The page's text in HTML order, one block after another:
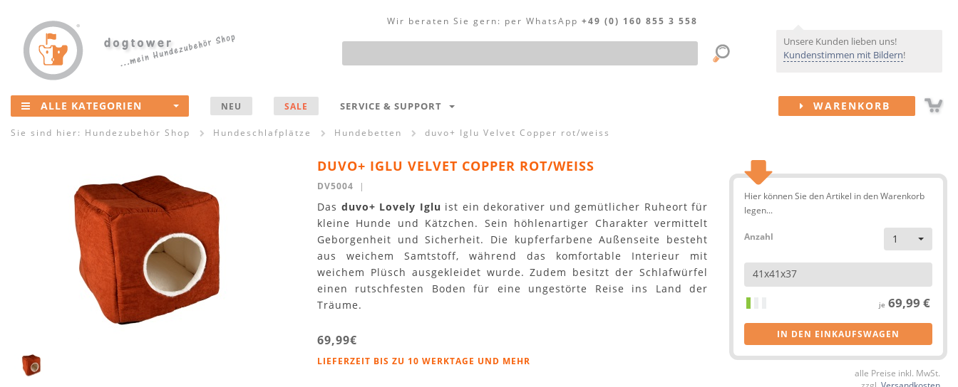
Unsere Kunden lieben uns!
Kundenstimmen mit Bildern!
Wir beraten Sie gern: per WhatsApp +49 (0) 160 855 3 558
Produktsuche
ALLE KATEGORIEN NEU SALE SERVICE & SUPPORT WARENKORB
Sie sind hier: Hundezubehör Shop Hundeschlafplätze Hundebetten duvo+ Iglu Velvet Copper rot/weiss
DUVO+ IGLU VELVET COPPER ROT/WEISS
DV5004 |
Das duvo+ Lovely Iglu ist ein dekorativer und gemütlicher Ruheort für
kleine Hunde und Kätzchen. Sein höhlenartiger Charakter vermittelt
Geborgenheit und Sicherheit. Die kupferfarbene Außenseite besteht
aus weichem Samtstoff, während das komfortable Interieur mit
weichem Plüsch ausgekleidet wurde. Zudem besitzt der Schlafwürfel
einen rutschfesten Boden für eine ungestörte Reise ins Land der
Träume.
69,99€
LIEFERZEIT BIS ZU 10 WERKTAGE UND MEHR
Hier können Sie den Artikel in den Warenkorb
legen...
Anzahl 1
41x41x37
je 69,99 €
IN DEN EINKAUFSWAGEN
alle Preise inkl. MwSt.